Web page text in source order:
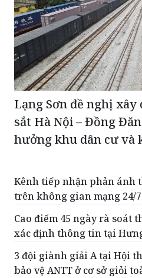
Lạng Sơn đề nghị
sắt Hà Nội – Đồng
hưởng khu dân cư và
Kênh tiếp nhận phản ánh
trên không gian mạng 24/
Cao điểm 45 ngày rà soát
xác định thông tin tại
3 đội giành giải A tại Hội
bảo vệ ANTT ở cơ sở giỏi